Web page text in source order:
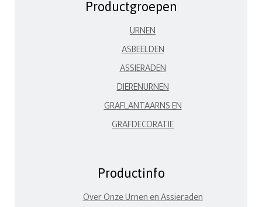
Productgroepen
URNEN
ASBEELDEN
ASSIERADEN
DIERENURNEN
GRAFLANTAARNS EN
GRAFDECORATIE
Productinfo
Over Onze Urnen en Assieraden